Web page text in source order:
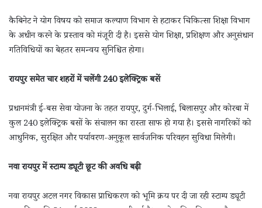
कैबिनेट ने योग विषय को समाज कल्याण विभाग से हटाकर चिकित्सा शिक्षा विभाग
के अधीन करने के प्रस्ताव को मंजूरी दी है। इससे योग शिक्षा, प्रशिक्षण और अनुसंधान
गतिविधियों का बेहतर समन्वय सुनिश्चित होगा।
रायपुर समेत चार शहरों में चलेंगी 240 इलेक्ट्रिक बसें
प्रधानमंत्री ई-बस सेवा योजना के तहत रायपुर, दुर्ग-भिलाई, बिलासपुर और कोरबा में
कुल 240 इलेक्ट्रिक बसों के संचालन का रास्ता साफ हो गया है। इससे नागरिकों को
आधुनिक, सुरक्षित और पर्यावरण-अनुकूल सार्वजनिक परिवहन सुविधा मिलेगी।
नवा रायपुर में स्टाम्प ड्यूटी छूट की अवधि बढ़ी
नवा रायपुर अटल नगर विकास प्राधिकरण को भूमि क्रय पर दी जा रही स्टाम्प ड्यूटी